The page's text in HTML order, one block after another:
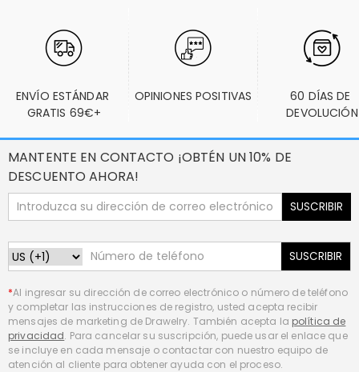
ENVÍO ESTÁNDAR
GRATIS 69€+
OPINIONES POSITIVAS
60 DÍAS DE
DEVOLUCIÓN
MANTENTE EN CONTACTO ¡OBTÉN UN 10% DE
DESCUENTO AHORA!
SUSCRIBIR
SUSCRIBIR
*Al ingresar su dirección de correo electrónico o número de teléfono
y completar las instrucciones de registro, usted acepta recibir
mensajes de marketing de Drawelry. También acepta la política de
privacidad. Para cancelar su suscripción, puede usar el enlace que
se incluye en cada mensaje o contactar con nuestro equipo de
atención al cliente para obtener ayuda con el proceso.